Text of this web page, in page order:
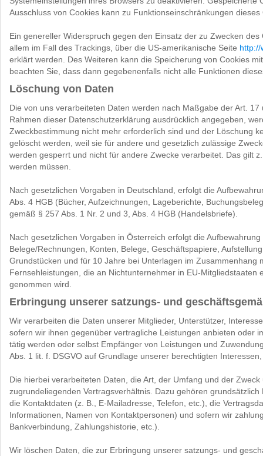
Ausschluss von Cookies kann zu Funktionseinschränkungen
Ein genereller Widerspruch gegen den Einsatz der zu Zwecken
allem im Fall des Trackings, über die US-amerikanische Seite http://
erklärt werden. Des Weiteren kann die Speicherung von Cookies
beachten Sie, dass dann gegebenenfalls nicht alle Funktionen
Löschung von Daten
Die von uns verarbeiteten Daten werden nach Maßgabe der Art.
Rahmen dieser Datenschutzerklärung ausdrücklich angegeben,
Zweckbestimmung nicht mehr erforderlich sind und der Löschung
gelöscht werden, weil sie für andere und gesetzlich zulässige
werden gesperrt und nicht für andere Zwecke verarbeitet. Das gilt
werden müssen.
Nach gesetzlichen Vorgaben in Deutschland, erfolgt die
Abs. 4 HGB (Bücher, Aufzeichnungen, Lageberichte,
gemäß § 257 Abs. 1 Nr. 2 und 3, Abs. 4 HGB (Handelsbriefe).
Nach gesetzlichen Vorgaben in Österreich erfolgt die
Belege/Rechnungen, Konten, Belege, Geschäftspapiere,
Grundstücken und für 10 Jahre bei Unterlagen im
Fernsehleistungen, die an Nichtunternehmer in EU-
genommen wird.
Erbringung unserer satzungs- und
Wir verarbeiten die Daten unserer Mitglieder, Unterstützer,
sofern wir ihnen gegenüber vertragliche Leistungen anbieten oder
tätig werden oder selbst Empfänger von Leistungen und
Abs. 1 lit. f. DSGVO auf Grundlage unserer berechtigten
Die hierbei verarbeiteten Daten, die Art, der Umfang und der
zugrundeliegenden Vertragsverhältnis. Dazu gehören
die Kontaktdaten (z. B., E-Mailadresse, Telefon, etc.), die
Informationen, Namen von Kontaktpersonen) und sofern wir
Bankverbindung, Zahlungshistorie, etc.).
Wir löschen Daten, die zur Erbringung unserer satzungs- und